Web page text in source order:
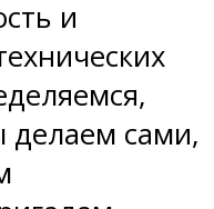
и
делаем сами,